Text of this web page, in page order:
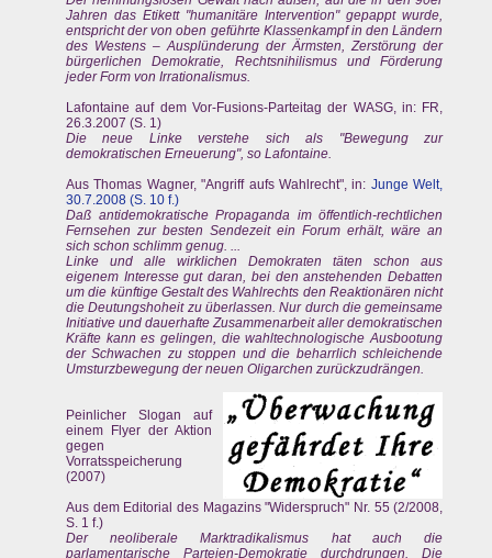
Jahren das Etikett "humanitäre Intervention" gepappt wurde,
entspricht der von oben geführte Klassenkampf in den Ländern
des Westens – Ausplünderung der Ärmsten, Zerstörung der
bürgerlichen Demokratie, Rechtsnihilismus und Förderung
jeder Form von Irrationalismus.
Lafontaine auf dem Vor-Fusions-Parteitag der WASG, in: FR,
26.3.2007 (S. 1)
Die neue Linke verstehe sich als "Bewegung zur
demokratischen Erneuerung", so Lafontaine.
Aus Thomas Wagner, "Angriff aufs Wahlrecht", in: Junge Welt,
30.7.2008 (S. 10 f.)
Daß antidemokratische Propaganda im öffentlich-rechtlichen
Fernsehen zur besten Sendezeit ein Forum erhält, wäre an
sich schon schlimm genug. ...
Linke und alle wirklichen Demokraten täten schon aus
eigenem Interesse gut daran, bei den anstehenden Debatten
um die künftige Gestalt des Wahlrechts den Reaktionären nicht
die Deutungshoheit zu überlassen. Nur durch die gemeinsame
Initiative und dauerhafte Zusammenarbeit aller demokratischen
Kräfte kann es gelingen, die wahltechnologische Ausbootung
der Schwachen zu stoppen und die beharrlich schleichende
Umsturzbewegung der neuen Oligarchen zurückzudrängen.
Peinlicher Slogan auf
einem Flyer der Aktion
gegen
Vorratsspeicherung
(2007)
Aus dem Editorial des Magazins "Widerspruch" Nr. 55 (2/2008,
S. 1 f.)
Der neoliberale Marktradikalismus hat auch die
parlamentarische Parteien-Demokratie durchdrungen. Die